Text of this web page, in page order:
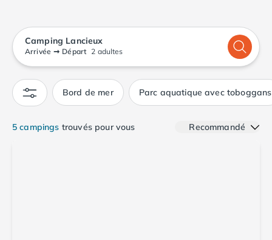
Camping Manche
Camping Mont Saint Michel
Camping Bretagne
Camping Côtes d'Armor
Camping Erquy
Camping Saint-Cast-le-Guildo
Camping Finistère
Camping Lancieux
Arrivée ➞ Départ 2 adultes
Bord de mer Parc aquatique avec toboggans
5 campings trouvés pour vous Recommandé